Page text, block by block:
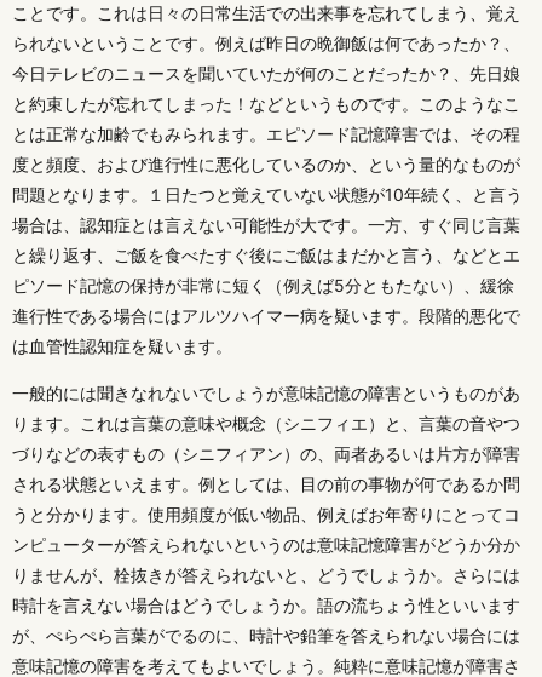
ことです。これは日々の日常生活での出来事を忘れてしまう、覚え
られないということです。例えば昨日の晩御飯は何であったか？、
今日テレビのニュースを聞いていたが何のことだったか？、先日娘
と約束したが忘れてしまった！などというものです。このようなこ
とは正常な加齢でもみられます。エピソード記憶障害では、その程
度と頻度、および進行性に悪化しているのか、という量的なものが
問題となります。１日たつと覚えていない状態が10年続く、と言う
場合は、認知症とは言えない可能性が大です。一方、すぐ同じ言葉
と繰り返す、ご飯を食べたすぐ後にご飯はまだかと言う、などとエ
ピソード記憶の保持が非常に短く（例えば5分ともたない）、緩徐
進行性である場合にはアルツハイマー病を疑います。段階的悪化で
は血管性認知症を疑います。
一般的には聞きなれないでしょうが意味記憶の障害というものがあ
ります。これは言葉の意味や概念（シニフィエ）と、言葉の音やつ
づりなどの表すもの（シニフィアン）の、両者あるいは片方が障害
される状態といえます。例としては、目の前の事物が何であるか問
うと分かります。使用頻度が低い物品、例えばお年寄りにとってコ
ンピューターが答えられないというのは意味記憶障害がどうか分か
りませんが、栓抜きが答えられないと、どうでしょうか。さらには
時計を言えない場合はどうでしょうか。語の流ちょう性といいます
が、ぺらぺら言葉がでるのに、時計や鉛筆を答えられない場合には
意味記憶の障害を考えてもよいでしょう。純粋に意味記憶が障害さ